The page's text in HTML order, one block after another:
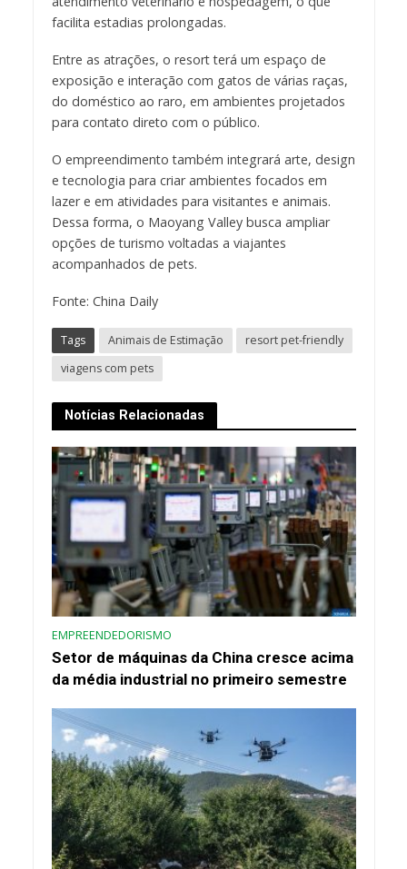
facilita estadias prolongadas.
Entre as atrações, o resort terá um espaço de
exposição e interação com gatos de várias raças,
do doméstico ao raro, em ambientes projetados
para contato direto com o público.
O empreendimento também integrará arte, design
e tecnologia para criar ambientes focados em
lazer e em atividades para visitantes e animais.
Dessa forma, o Maoyang Valley busca ampliar
opções de turismo voltadas a viajantes
acompanhados de pets.
Fonte: China Daily
Tags Animais de Estimação
resort pet-friendly
viagens com pets
Notícias Relacionadas
EMPREENDEDORISMO
Setor de máquinas da China cresce acima
da média industrial no primeiro semestre